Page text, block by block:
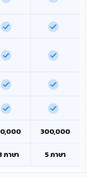
300,000
ภาษา 5 ภาษา